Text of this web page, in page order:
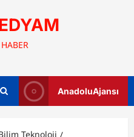
AnadoluAjansı
Teknoloji